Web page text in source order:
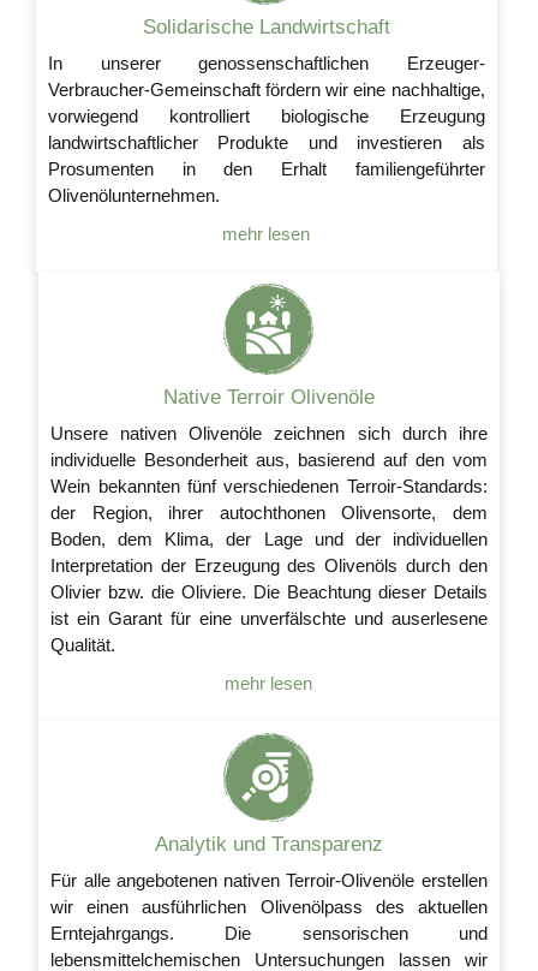
Solidarische Landwirtschaft
In unserer genossenschaftlichen Erzeuger-
Verbraucher-Gemeinschaft fördern wir eine nachhaltige,
vorwiegend kontrolliert biologische Erzeugung
landwirtschaftlicher Produkte und investieren als
Prosumenten in den Erhalt familiengeführter
Olivenölunternehmen.
mehr lesen
Native Terroir Olivenöle
Unsere nativen Olivenöle zeichnen sich durch ihre
individuelle Besonderheit aus, basierend auf den vom
Wein bekannten fünf verschiedenen Terroir-Standards:
der Region, ihrer autochthonen Olivensorte, dem
Boden, dem Klima, der Lage und der individuellen
Interpretation der Erzeugung des Olivenöls durch den
Olivier bzw. die Oliviere. Die Beachtung dieser Details
ist ein Garant für eine unverfälschte und auserlesene
Qualität.
mehr lesen
Analytik und Transparenz
Für alle angebotenen nativen Terroir-Olivenöle erstellen
wir einen ausführlichen Olivenölpass des aktuellen
Erntejahrgangs. Die sensorischen und
lebensmittelchemischen Untersuchungen lassen wir